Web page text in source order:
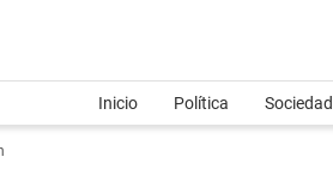
Inicio Política Sociedad